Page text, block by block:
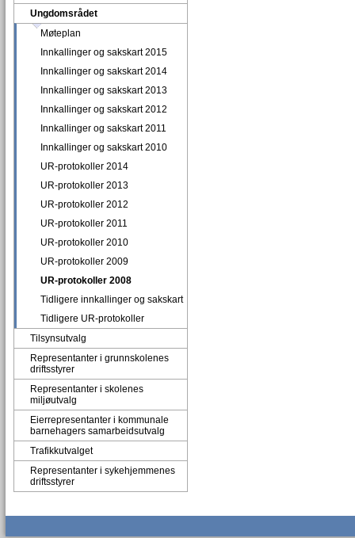
Ungdomsrådet
Møteplan
Innkallinger og sakskart 2015
Innkallinger og sakskart 2014
Innkallinger og sakskart 2013
Innkallinger og sakskart 2012
Innkallinger og sakskart 2011
Innkallinger og sakskart 2010
UR-protokoller 2014
UR-protokoller 2013
UR-protokoller 2012
UR-protokoller 2011
UR-protokoller 2010
UR-protokoller 2009
UR-protokoller 2008
Tidligere innkallinger og sakskart
Tidligere UR-protokoller
Tilsynsutvalg
Representanter i grunnskolenes
driftsstyrer
Representanter i skolenes
miljøutvalg
Eierrepresentanter i kommunale
barnehagers samarbeidsutvalg
Trafikkutvalget
Representanter i sykehjemmenes
driftsstyrer